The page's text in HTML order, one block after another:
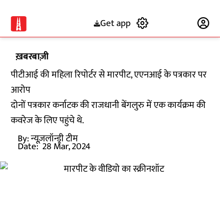
Get app
ख़बरबाज़ी
पीटीआई की महिला रिपोर्टर से मारपीट, एएनआई के पत्रकार पर
आरोप
दोनों पत्रकार कर्नाटक की राजधानी बेंगलुरु में एक कार्यक्रम की
कवरेज के लिए पहुंचे थे.
By:न्यूज़लॉन्ड्री टीम
Date: 28 Mar, 2024